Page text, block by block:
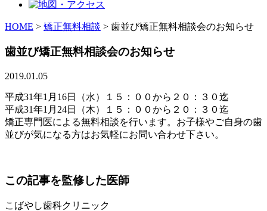
HOME > 矯正無料相談 > 歯並び矯正無料相談会のお知らせ
歯並び矯正無料相談会のお知らせ
2019.01.05
平成31年1月16日（水）１５：００から２０：３０迄
平成31年1月24日（木）１５：００から２０：３０迄
矯正専門医による無料相談を行います。お子様やご自身の歯
並びが気になる方はお気軽にお問い合わせ下さい。
この記事を監修した医師
こばやし歯科クリニック